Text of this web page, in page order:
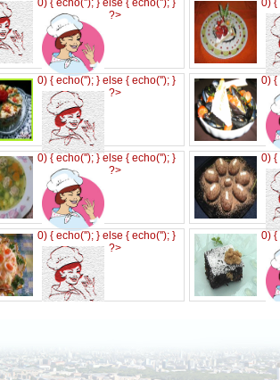
0) { echo(''); } else { echo(''); }
?>
0) {
0) { echo(''); } else { echo(''); }
?>
0) {
0) { echo(''); } else { echo(''); }
?>
0) {
0) { echo(''); } else { echo(''); }
?>
0) {